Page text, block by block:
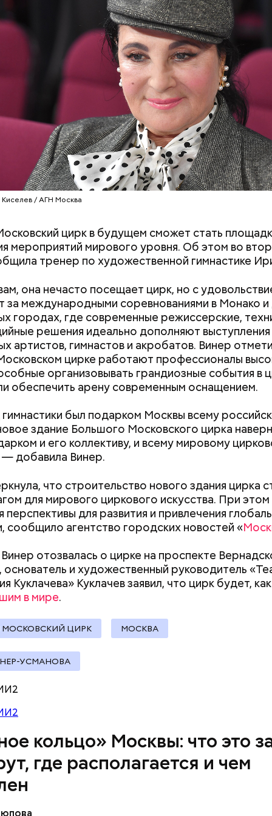
/ АГН Москва
цирк в будущем сможет стать
мероприятий мирового уровня. Об этом во
тренер по художественной гимнастике
она нечасто посещает цирк, но с
за международными соревнованиями в Монако и
городах, где современные режиссерские,
решения идеально дополняют выступления
артистов, гимнастов и акробатов. Винер
цирке работают профессионалы
организовывать грандиозные события в
обеспечить арену современным оснащением.
был подарком Москвы всему
здание Большого Московского цирка
и его коллективу, и всему мировому
— добавила Винер.
что строительство нового здания цирка
для мирового циркового искусства. При этом
для развития и привлечения
сообщило агентство городских новостей «
отозвалась о цирке на проспекте
и художественный руководитель
Куклачева» Куклачев заявил, что цирк будет,
в мире.
ЦИРК МОСКВА
УСМАНОВА
кольцо» Москвы: что это
где располагается и чем
день уже готово более 50 процентов
то есть около 71 километра. В 2023 году его
парка до Лосиного Острова за счет
на улицах между парками. Таким образом, уже
метро «Профсоюзная» до Лосиного Острова.
время велоинфраструктура «Зеленого кольца»
в пяти округах города, подчеркнули в ЦОДД:
пруды
там начинается действие произведения.
и литератор Михаил Берлиоз встретились с
Неподалеку Аннушка разлила подсолнечное
без головы. Это произошло на перекрестке
знак с изображением силуэтов Воланда,
предостерегает от разговоров с
Мастера
«Волшебный напиток» из
Японии: может ли вода с
рисовыми отрубями помочь
похудеть
Период
что принесет
затмений и чего
делать с 12 по 28
Как узнать, снесут ли дом по
реновации в Москве: где
Как
диабета